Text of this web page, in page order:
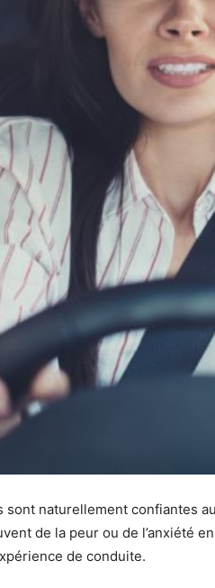
sont naturellement confiantes
de la peur ou de
de conduite.